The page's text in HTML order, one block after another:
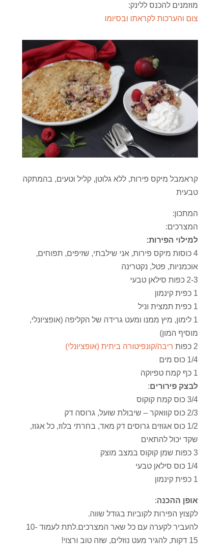
מוזמנים להכנס ללינק:
צום והערכות לקראתו ובסיומו
קראמבל מיקס פירות, ללא גלוטן, קליל וטעים, בהמתקה
טבעית
המתכון:
המצרכים:
למילוי הפירות:
4 כוסות מיקס פירות, אני שילבתי, שזיפים, תפוחים,
אוכמניות, פטל, נקטרינה
2-3 כפות סילאן טבעי
1 כפית קינמון
1 כפית תמצית וניל
1 לימון, מיץ ממנו ומעט גרידה של הקליפה (אופציונלי,
מוסיף המון)
2 כפות
ריבה/קונפיטורה ביתית (אופציונלי)
1/4 כוס מים
1 כף קמח טפיוקה
לבצק פירורים:
3/4 כוס קמח קוקוס
2/3 כוס קוואקר – שיבולת שועל, גרוסה דק
1/2 כוס אגוזים גרוסים דק מאד, בחרתי בלוז, כל אגוז,
שקד יכול להתאים
3 כפות שמן קוקוס במצב מוצק
1/4 כוס סילאן טבעי
1 כפית קינמון
אופן ההכנה:
לקצוץ הפירות לקוביות בגודל שווה.
להעביר לקערה עם כל שאר המצרכים.לתת לעמוד 10-
15 דקות, להגיר מעט נוזלים, שזה טוב ורצוי!